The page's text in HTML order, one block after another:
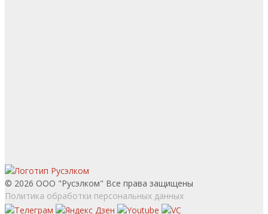
© 2026 ООО "Русэлком" Все права защищены
Политика обработки персональных данных